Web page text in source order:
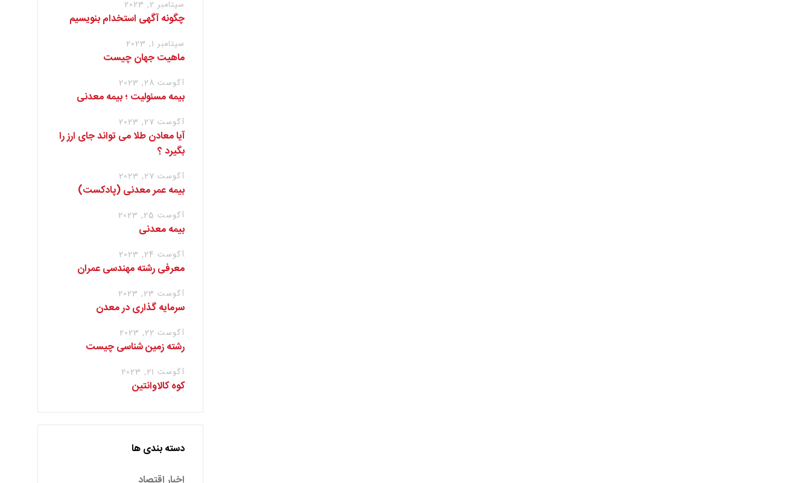
سپتامبر 2, 2023
چگونه آگهی استخدام بنویسیم
سپتامبر 1, 2023
ماهیت جهان چیست
آگوست 28, 2023
بیمه مسئولیت ؛ بیمه معدنی
آگوست 27, 2023
آیا معادن طلا می تواند جای ارز را
بگیرد ؟
آگوست 27, 2023
بیمه عمر معدنی (پادکست)
آگوست 25, 2023
بیمه معدنی
آگوست 24, 2023
معرفی رشته مهندسی عمران
آگوست 23, 2023
سرمایه گذاری در معدن
آگوست 22, 2023
رشته زمین شناسی چیست
آگوست 21, 2023
کوه کالاوانتین
دسته بندی ها